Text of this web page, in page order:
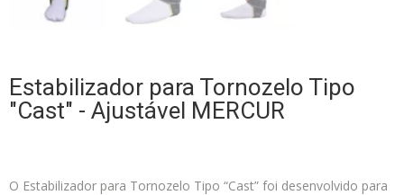
Estabilizador para Tornozelo Tipo
"Cast" - Ajustável MERCUR
O Estabilizador para Tornozelo Tipo “Cast” foi desenvolvido para